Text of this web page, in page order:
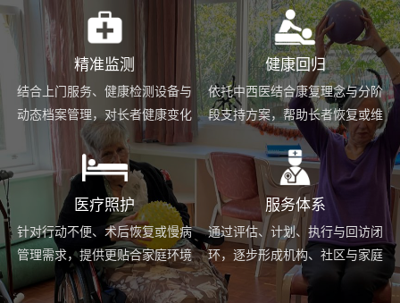
精准监测
结合上门服务、健康检测设备与
动态档案管理，对长者健康变化
进行持续跟踪与基础预警。
健康回归
依托中西医结合康复理念与分阶
段支持方案，帮助长者恢复或维
持身体功能，提升生活便利度。
医疗照护
针对行动不便、术后恢复或慢病
管理需求，提供更贴合家庭环境
的护理服务与用药协助支持。
服务体系
通过评估、计划、执行与回访闭
环，逐步形成机构、社区与家庭
场景协同的长期照护支持体系。